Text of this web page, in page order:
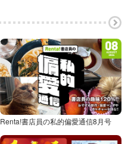
Renta!書店員の私的偏愛通信8月号